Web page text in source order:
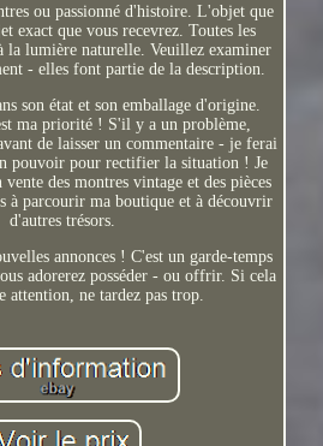
ou passionné d'histoire. L'objet que
exact que vous recevrez. Toutes les
la lumière naturelle. Veuillez examiner
- elles font partie de la description.
son état et son emballage d'origine.
ma priorité ! S'il y a un problème,
de laisser un commentaire - je ferai
pouvoir pour rectifier la situation ! Je
des montres vintage et des pièces
à parcourir ma boutique et à découvrir
d'autres trésors.
annonces ! C'est un garde-temps
adorerez posséder - ou offrir. Si cela
attention, ne tardez pas trop.